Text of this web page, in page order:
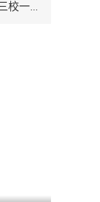
加快推进